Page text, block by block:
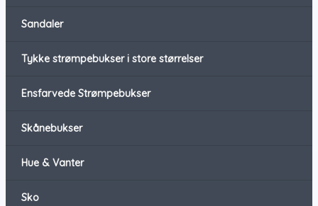
Sandaler
Tykke strømpebukser i store størrelser
Ensfarvede Strømpebukser
Skånebukser
Hue & Vanter
Sko